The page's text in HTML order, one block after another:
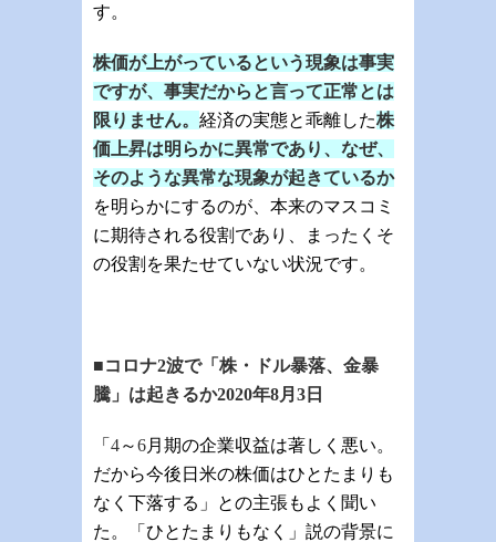
す。
株価が上がっているという現象は事実
ですが、事実だからと言って正常とは
限りません。 経済の実態と乖離した株
価上昇は明らかに異常であり、なぜ、
そのような異常な現象が起きているか
を明らかにするのが、本来のマスコミ
に期待される役割であり、まったくそ
の役割を果たせていない状況です。
■コロナ2波で「株・ドル暴落、金暴
騰」は起きるか2020年8月 3日
「 4～6月期の企業収益は著しく悪い。
だから今後日米の株価はひとたまりも
なく下落する」との主張もよく聞い
た。「ひとたまりもなく」説の背景に